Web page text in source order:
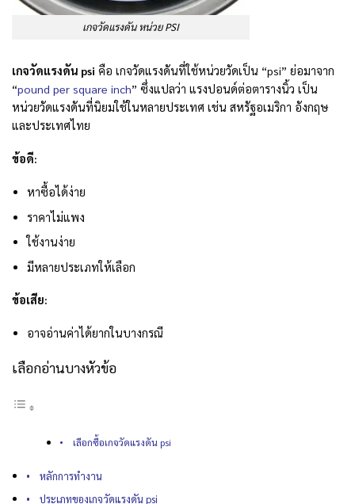
เกจวัดแรงดัน หน่วย PSI
เกจวัดแรงดัน psi คือ เกจวัดแรงดันที่ใช้หน่วยวัดเป็น “psi” ย่อมาจาก
“pound per square inch” ซึ่งแปลว่า แรงปอนด์ต่อตารางนิ้ว เป็น
หน่วยวัดแรงดันที่นิยมใช้ในหลายประเทศ เช่น สหรัฐอเมริกา อังกฤษ
และประเทศไทย
ข้อดี:
หาซื้อได้ง่าย
ราคาไม่แพง
ใช้งานง่าย
มีหลายประเภทให้เลือก
ข้อเสีย:
อาจอ่านค่าได้ยากในบางกรณี
เลือกอ่านบางหัวข้อ
เลือกซื้อเกจวัดแรงดัน psi
หลักการทำงาน
ประเภทของเกจวัดแรงดัน psi